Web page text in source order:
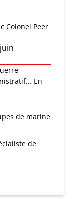
Colonel Peer
En
de marine
de